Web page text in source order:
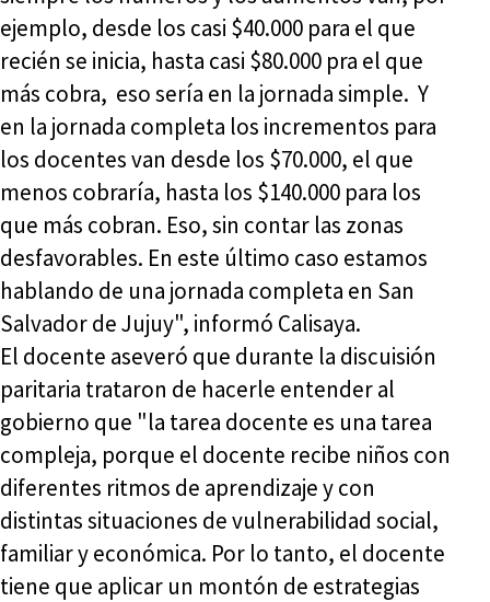
ejemplo, desde los casi $40.000 para el que
recién se inicia, hasta casi $80.000 pra el que
más cobra, eso sería en la jornada simple. Y
en la jornada completa los incrementos para
los docentes van desde los $70.000, el que
menos cobraría, hasta los $140.000 para los
que más cobran. Eso, sin contar las zonas
desfavorables. En este último caso estamos
hablando de una jornada completa en San
Salvador de Jujuy", informó Calisaya.
El docente aseveró que durante la discuisión
paritaria trataron de hacerle entender al
gobierno que "la tarea docente es una tarea
compleja, porque el docente recibe niños con
diferentes ritmos de aprendizaje y con
distintas situaciones de vulnerabilidad social,
familiar y económica. Por lo tanto, el docente
tiene que aplicar un montón de estrategias